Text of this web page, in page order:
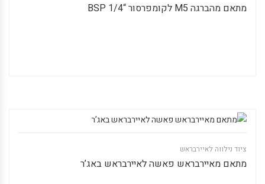
מתאם מהברגה M5 לקומפרסור “1/4 BSP
ציוד נילווה לאיירבראש
מתאם מאיירבראש פאשה לאיירבראש באג’ר